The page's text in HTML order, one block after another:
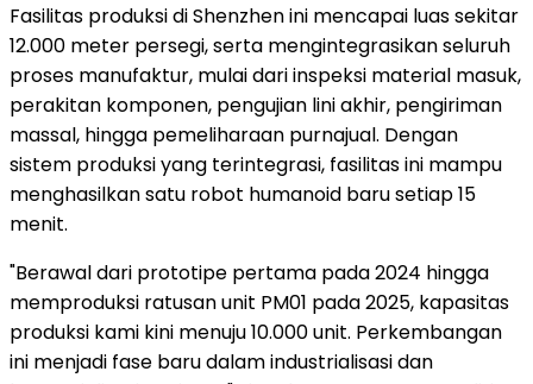
Fasilitas produksi di Shenzhen ini mencapai luas sekitar
12.000 meter persegi, serta mengintegrasikan seluruh
proses manufaktur, mulai dari inspeksi material masuk,
perakitan komponen, pengujian lini akhir, pengiriman
massal, hingga pemeliharaan purnajual. Dengan
sistem produksi yang terintegrasi, fasilitas ini mampu
menghasilkan satu robot humanoid baru setiap 15
menit.
"Berawal dari prototipe pertama pada 2024 hingga
memproduksi ratusan unit PM01 pada 2025, kapasitas
produksi kami kini menuju 10.000 unit. Perkembangan
ini menjadi fase baru dalam industrialisasi dan